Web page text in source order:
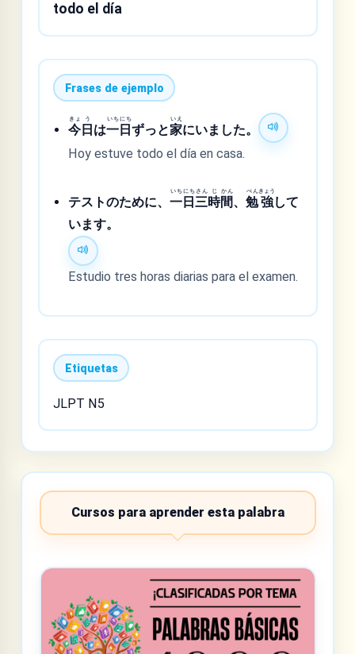
todo el día
Frases de ejemplo
今
きょ
日
う
は一
いち
日
にち
ずっと家
いえ
にいました。
Hoy estuve todo el día en casa.
テストのために、一
いち
日
にち
三
さん
時
じ
間
かん
、勉
べん
強
きょう
して
います。
Estudio tres horas diarias para el examen.
Etiquetas
JLPT N5
Cursos para aprender esta palabra